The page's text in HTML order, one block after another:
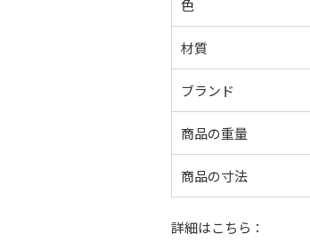
色
材質
ブランド
商品の重量
商品の寸法
詳細はこちら：